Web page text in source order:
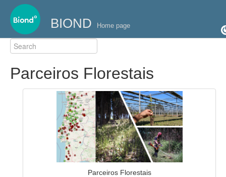
BIOND Home page
Parceiros Florestais
Parceiros Florestais